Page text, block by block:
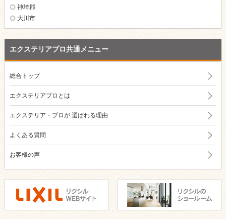
エクステリアプロ共通メニュー
総合トップ
エクステリアプロとは
エクステリア・プロが選ばれる理由
よくある質問
お客様の声
神埼郡
大川市